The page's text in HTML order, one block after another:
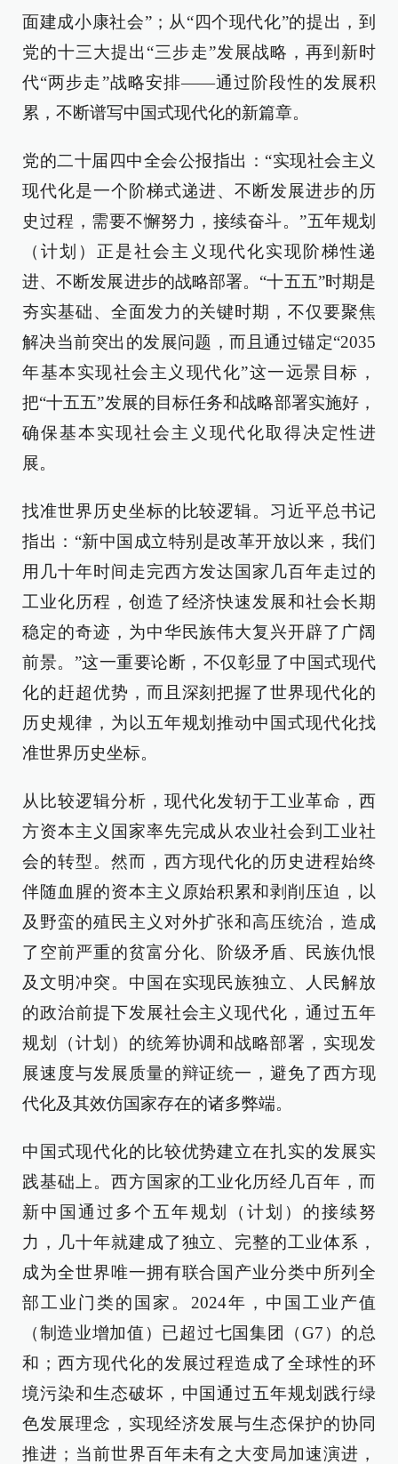
面建成小康社会”；从“四个现代化”的提出，到
党的十三大提出“三步走”发展战略，再到新时
代“两步走”战略安排——通过阶段性的发展积
累，不断谱写中国式现代化的新篇章。
党的二十届四中全会公报指出：“实现社会主义
现代化是一个阶梯式递进、不断发展进步的历
史过程，需要不懈努力，接续奋斗。”五年规划
（计划）正是社会主义现代化实现阶梯性递
进、不断发展进步的战略部署。“十五五”时期是
夯实基础、全面发力的关键时期，不仅要聚焦
解决当前突出的发展问题，而且通过锚定“2035
年基本实现社会主义现代化”这一远景目标，
把“十五五”发展的目标任务和战略部署实施好，
确保基本实现社会主义现代化取得决定性进
展。
找准世界历史坐标的比较逻辑。习近平总书记
指出：“新中国成立特别是改革开放以来，我们
用几十年时间走完西方发达国家几百年走过的
工业化历程，创造了经济快速发展和社会长期
稳定的奇迹，为中华民族伟大复兴开辟了广阔
前景。”这一重要论断，不仅彰显了中国式现代
化的赶超优势，而且深刻把握了世界现代化的
历史规律，为以五年规划推动中国式现代化找
准世界历史坐标。
从比较逻辑分析，现代化发轫于工业革命，西
方资本主义国家率先完成从农业社会到工业社
会的转型。然而，西方现代化的历史进程始终
伴随血腥的资本主义原始积累和剥削压迫，以
及野蛮的殖民主义对外扩张和高压统治，造成
了空前严重的贫富分化、阶级矛盾、民族仇恨
及文明冲突。中国在实现民族独立、人民解放
的政治前提下发展社会主义现代化，通过五年
规划（计划）的统筹协调和战略部署，实现发
展速度与发展质量的辩证统一，避免了西方现
代化及其效仿国家存在的诸多弊端。
中国式现代化的比较优势建立在扎实的发展实
践基础上。西方国家的工业化历经几百年，而
新中国通过多个五年规划（计划）的接续努
力，几十年就建成了独立、完整的工业体系，
成为全世界唯一拥有联合国产业分类中所列全
部工业门类的国家。2024年，中国工业产值
（制造业增加值）已超过七国集团（G7）的总
和；西方现代化的发展过程造成了全球性的环
境污染和生态破坏，中国通过五年规划践行绿
色发展理念，实现经济发展与生态保护的协同
推进；当前世界百年未有之大变局加速演进，